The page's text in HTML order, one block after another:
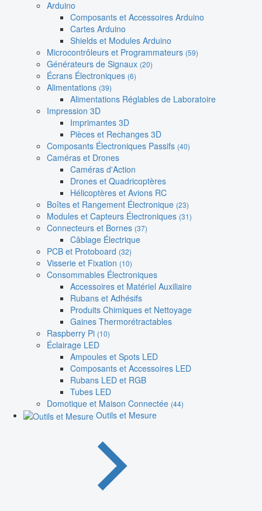
Arduino
Composants et Accessoires Arduino
Cartes Arduino
Shields et Modules Arduino
Microcontrôleurs et Programmateurs (59)
Générateurs de Signaux (20)
Écrans Électroniques (6)
Alimentations (39)
Alimentations Réglables de Laboratoire
Impression 3D
Imprimantes 3D
Pièces et Rechanges 3D
Composants Électroniques Passifs (40)
Caméras et Drones
Caméras d'Action
Drones et Quadricoptères
Hélicoptères et Avions RC
Boîtes et Rangement Électronique (23)
Modules et Capteurs Électroniques (31)
Connecteurs et Bornes (37)
Câblage Électrique
PCB et Protoboard (32)
Visserie et Fixation (10)
Consommables Électroniques
Accessoires et Matériel Auxiliaire
Rubans et Adhésifs
Produits Chimiques et Nettoyage
Gaines Thermorétractables
Raspberry Pi (10)
Éclairage LED
Ampoules et Spots LED
Composants et Accessoires LED
Rubans LED et RGB
Tubes LED
Domotique et Maison Connectée (44)
Outils et Mesure